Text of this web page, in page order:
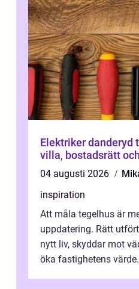
Elektriker danderyd trygg hjälp med el i
villa, bostadsrätt
04 augusti 2026
inspiration
Att måla tegelhus är
uppdatering. Rätt
nytt liv, skyddar mot
öka fastighetens